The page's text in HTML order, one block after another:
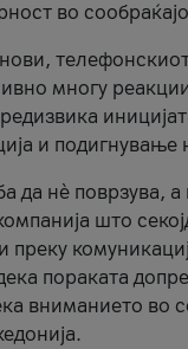
во
многу
и подигнување
да нè
што
преку
пораката
вниманието во